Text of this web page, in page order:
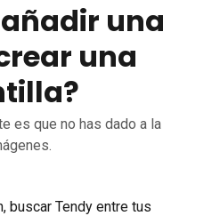
una
una
es que no has dado a la
buscar Tendy entre tus